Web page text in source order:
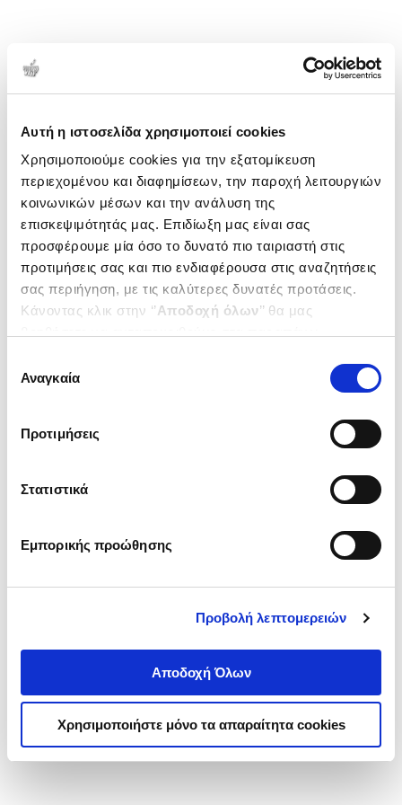
Αυτή η ιστοσελίδα χρησιμοποιεί cookies
Χρησιμοποιούμε cookies για την εξατομίκευση
περιεχομένου και διαφημίσεων, την παροχή λειτουργιών
κοινωνικών μέσων και την ανάλυση της
επισκεψιμότητάς μας. Επιδίωξη μας είναι σας
προσφέρουμε μία όσο το δυνατό πιο ταιριαστή στις
προτιμήσεις σας και πιο ενδιαφέρουσα στις αναζητήσεις
σας περιήγηση, με τις καλύτερες δυνατές προτάσεις.
Κάνοντας κλικ στην ‘’Αποδοχή όλων’’ θα μας
ενδιαφέρουν και να επιλέξετε από τα παρακάτω με την
΄΄και να ενημερωθείτε σχετικά με
συγκατάθεσης
Αναγκαία
Προτιμήσεις
Στατιστικά
Εμπορικής προώθησης
Προβολή λεπτομερειών
Αποδοχή Όλων
Χρησιμοποιήστε μόνο τα απαραίτητα cookies